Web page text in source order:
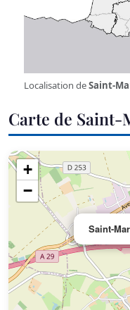
Localisation deSaint-
Carte de
Saint-
+
−